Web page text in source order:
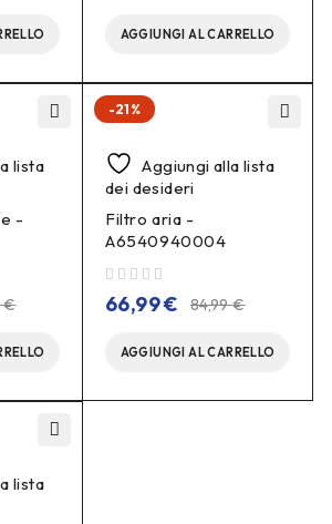
AGGIUNGI AL CARRELLO
lista
-
€
-21%
Aggiungi alla lista
dei desideri
Filtro aria -
A6540940004
84,99€
66,99€
AGGIUNGI AL CARRELLO
lista